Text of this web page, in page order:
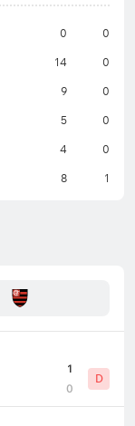
0 0
14 0
9 0
5 0
4 0
8 1
1
0
D